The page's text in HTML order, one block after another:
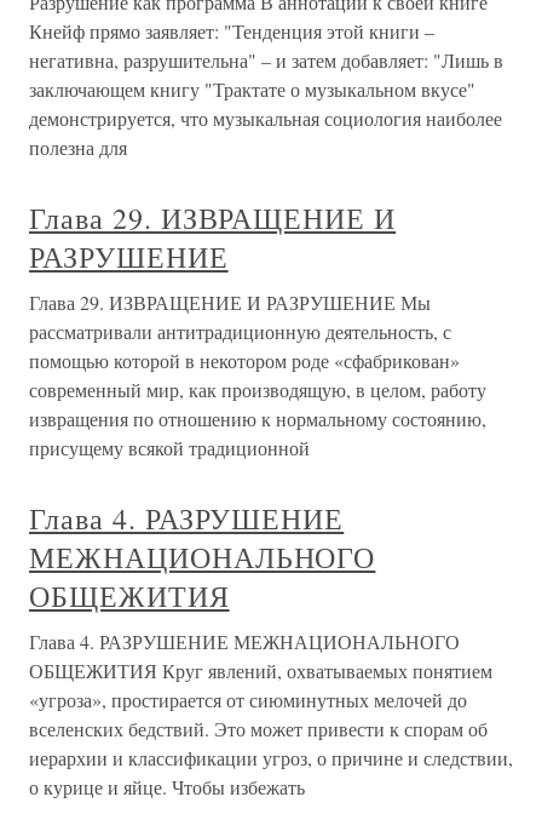
Кнейф прямо заявляет: "Тенденция этой книги –
негативна, разрушительна" – и затем добавляет: "Лишь в
заключающем книгу "Трактате о музыкальном вкусе"
демонстрируется, что музыкальная социология наиболее
полезна для
Глава 29. ИЗВРАЩЕНИЕ И
РАЗРУШЕНИЕ
Глава 29. ИЗВРАЩЕНИЕ И РАЗРУШЕНИЕ Мы
рассматривали антитрадиционную деятельность, с
помощью которой в некотором роде «сфабрикован»
современный мир, как производящую, в целом, работу
извращения по отношению к нормальному состоянию,
присущему всякой традиционной
Глава 4. РАЗРУШЕНИЕ
МЕЖНАЦИОНАЛЬНОГО
ОБЩЕЖИТИЯ
Глава 4. РАЗРУШЕНИЕ МЕЖНАЦИОНАЛЬНОГО
ОБЩЕЖИТИЯ Круг явлений, охватываемых понятием
«угроза», простирается от сиюминутных мелочей до
вселенских бедствий. Это может привести к спорам об
иерархии и классификации угроз, о причине и следствии,
о курице и яйце. Чтобы избежать